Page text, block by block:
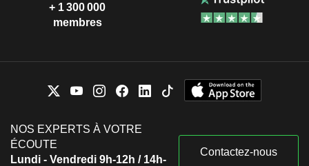
+ 1 300 000
membres
NOS EXPERTS À VOTRE
ÉCOUTE
Lundi - Vendredi 9h-12h / 14h-
Contactez-nous